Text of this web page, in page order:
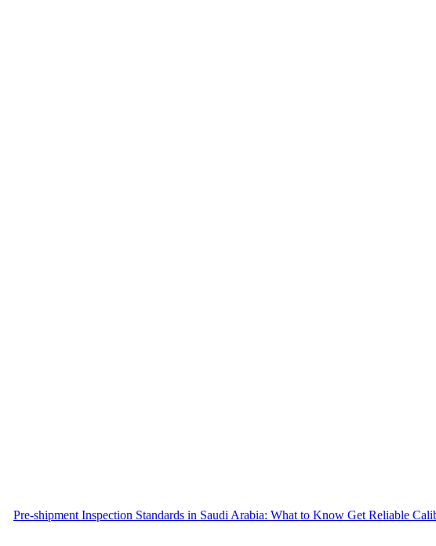
Pre-shipment Inspection Standards in Saudi Arabia: What to Know Get Reliable